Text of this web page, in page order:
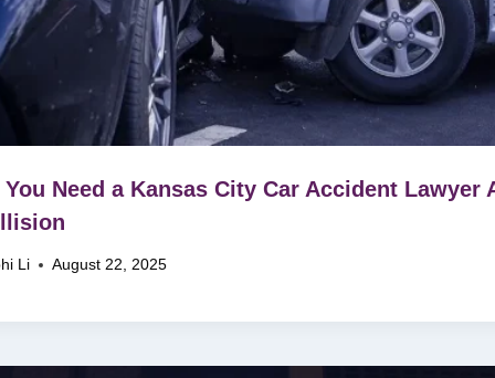
You Need a Kansas City Car Accident Lawyer
Li August 22, 2025